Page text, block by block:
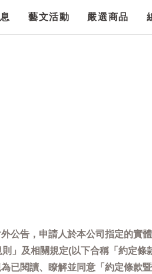
藝文活動 嚴選商品
公告，申請人於本公司指定的實
」及相關規定(以下合稱「約定條
已閱讀、瞭解並同意「約定條款暨